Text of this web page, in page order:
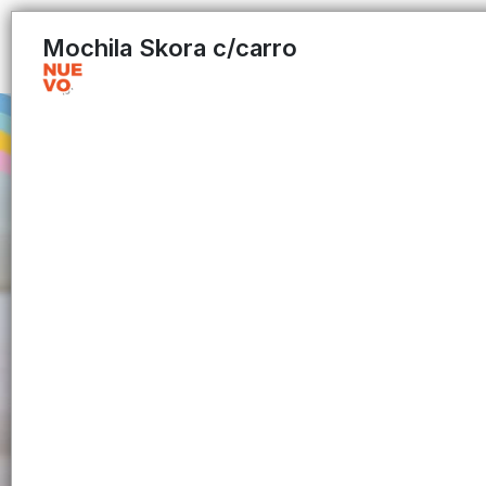
Mochila Skora c/carro